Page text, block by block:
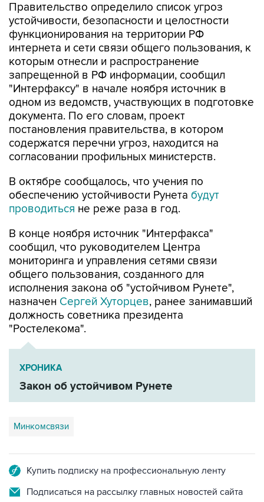
Правительство определило список угроз
устойчивости, безопасности и целостности
функционирования на территории РФ
интернета и сети связи общего пользования, к
которым отнесли и распространение
запрещенной в РФ информации, сообщил
"Интерфаксу" в начале ноября источник в
одном из ведомств, участвующих в подготовке
документа. По его словам, проект
постановления правительства, в котором
содержатся перечни угроз, находится на
согласовании профильных министерств.
В октябре сообщалось, что учения по
обеспечению устойчивости Рунета будут
проводиться не реже раза в год.
В конце ноября источник "Интерфакса"
сообщил, что руководителем Центра
мониторинга и управления сетями связи
общего пользования, созданного для
исполнения закона об "устойчивом Рунете",
назначен Сергей Хуторцев, ранее занимавший
должность советника президента
"Ростелекома".
ХРОНИКА
Закон об устойчивом Рунете
Минкомсвязи
Купить подписку на профессиональную ленту
Подписаться на рассылку главных новостей сайта